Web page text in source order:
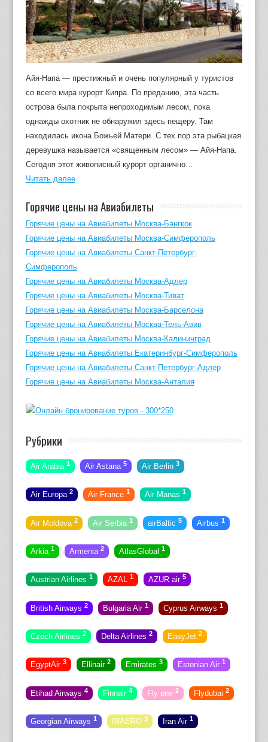
Айя-Напа — престижный и очень популярный у туристов
со всего мира курорт Кипра. По преданию, эта часть
острова была покрыта непроходимым лесом, пока
однажды охотник не обнаружил здесь пещеру. Там
находилась икона Божьей Матери. С тех пор эта рыбацкая
деревушка называется «священным лесом» — Айя-Напа.
Сегодня этот живописный курорт органично…
Читать далее
Горячие цены на Авиабилеты
Горячие цены на Авиабилеты Москва-Бангкок
Горячие цены на Авиабилеты Москва-Симферополь
Горячие цены на Авиабилеты Санкт-Петербург-
Симферополь
Горячие цены на Авиабилеты Москва-Адлер
Горячие цены на Авиабилеты Москва-Тиват
Горячие цены на Авиабилеты Москва-Барселона
Горячие цены на Авиабилеты Москва-Тель-Авив
Горячие цены на Авиабилеты Москва-Калининград
Горячие цены на Авиабилеты Екатеринбург-Симферополь
Горячие цены на Авиабилеты Санкт-Петербург-Адлер
Горячие цены на Авиабилеты Москва-Анталия
Рубрики
Air Arabia 1 Air Astana 5 Air Berlin 3
Air Europa 2 Air France 1 Air Manas 1
Air Moldova 2 Air Serbia 1 airBaltic 5 Airbus 1
Arkia 1 Armenia 2 AtlasGlobal 1
Austrian Airlines 1 AZAL 1 AZUR air 5
British Airways 2 Bulgaria Air 1 Cyprus Airways 1
Czech Airlines 2 Delta Airlines 2 EasyJet 2
EgyptAir 3 Ellinair 2 Emirates 3 Estonian Air 1
Etihad Airways 4 Finnair 4 Fly one 2 Flydubai 2
Georgian Airways 1 IRAERO 3 Iran Air 1